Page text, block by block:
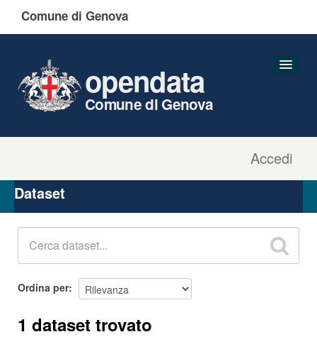
Comune di Genova
Accedi
opendata
Comune di Genova
Organizzazioni
Gruppi
Dataset
Ordina per
1 dataset trovato